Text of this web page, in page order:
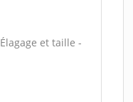
et taille -